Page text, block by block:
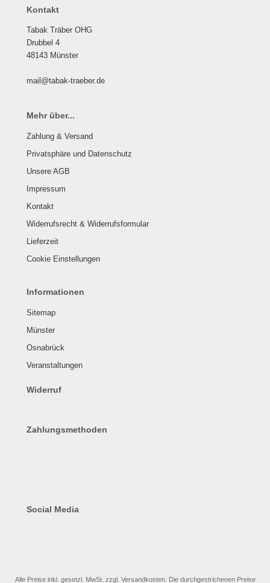
Kontakt
Tabak Träber OHG
Drubbel 4
48143 Münster
mail@tabak-traeber.de
Mehr über...
Zahlung & Versand
Privatsphäre und Datenschutz
Unsere AGB
Impressum
Kontakt
Widerrufsrecht & Widerrufsformular
Lieferzeit
Cookie Einstellungen
Informationen
Sitemap
Münster
Osnabrück
Veranstaltungen
Widerruf
Zahlungsmethoden
Social Media
Alle Preise inkl. gesetzl. MwSt. zzgl. Versandkosten. Die durchgestrichenen Preise